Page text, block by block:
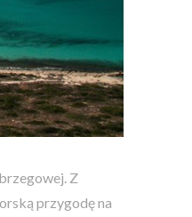
Z
przygodę na